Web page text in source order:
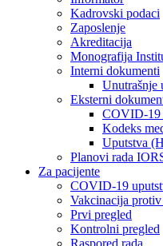
Kadrovski podaci
Zaposlenje
Akreditacija
Monografija
Interni dokumenti
Unutrašnje
Eksterni
COVID-19
Kodeks
Uputstva
Planovi rada
Za pacijente
COVID-19
Vakcinacija
Prvi pregled
Kontrolni pregled
Raspored rada